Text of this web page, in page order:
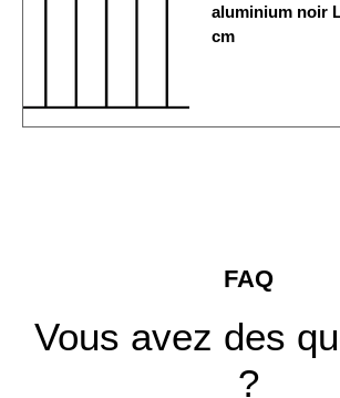
aluminium noir
cm
FAQ
Vous avez des
?